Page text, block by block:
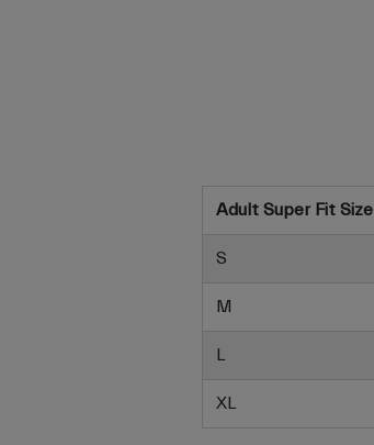
Adult Super Fit Size
S
M
L
XL